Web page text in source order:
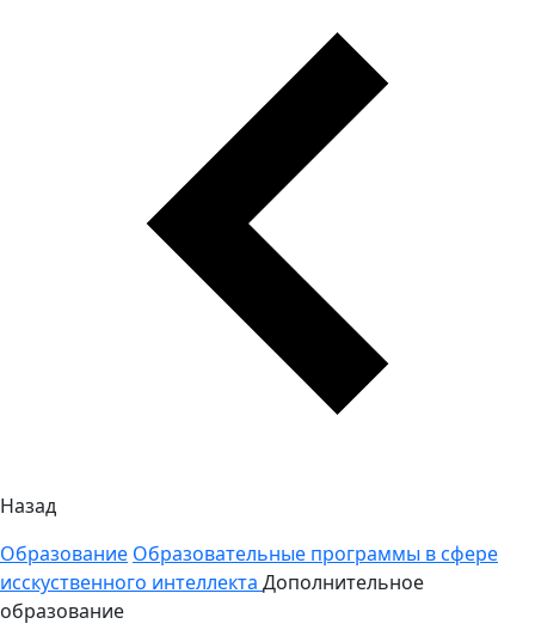
Назад
Образование Образовательные программы в сфере
исскуственного интеллекта Дополнительное
образование